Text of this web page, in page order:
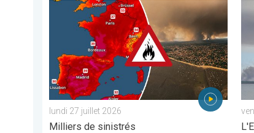
Le sud-ouest de la France brûle vivement.
lundi 27 juillet 2026
Milliers de sinistrés